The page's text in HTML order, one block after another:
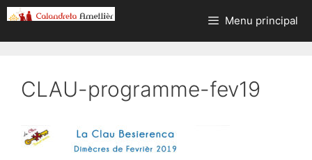
Aller
au
contenu
Menu principal
CLAU-programme-fev19